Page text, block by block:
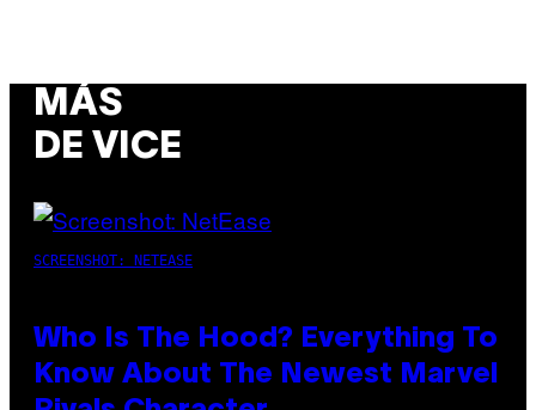
MÁS
DE VICE
SCREENSHOT: NETEASE
Who Is The Hood? Everything To
Know About The Newest Marvel